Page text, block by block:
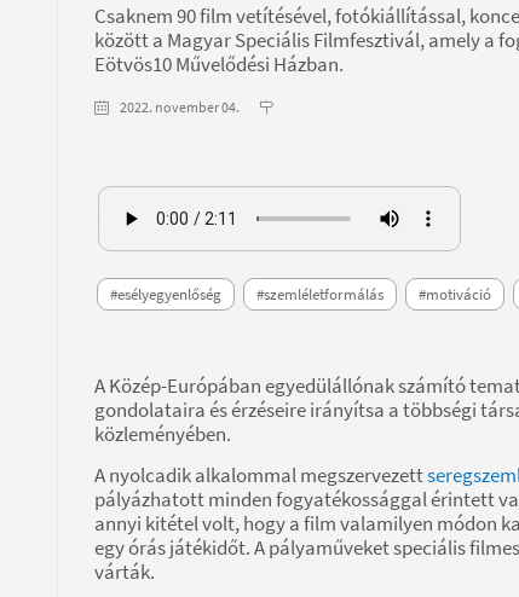
Csaknem 90 film vetítésével, fotókiállítással,
között a Magyar Speciális Filmfesztivál, amely a
Eötvös10 Művelődési Házban.
2022. november 04.
#esélyegyenlőség #szemléletformálás #motiváció
A Közép-Európában egyedülállónak számító
gondolataira és érzéseire irányítsa a többségi
közleményében.
A nyolcadik alkalommal megszervezett
pályázhatott minden fogyatékossággal érintett
annyi kitétel volt, hogy a film valamilyen módon
egy órás játékidőt. A pályaműveket speciális
várták.